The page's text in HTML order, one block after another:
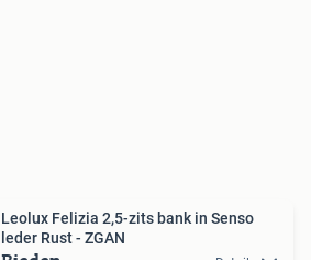
Leolux Felizia 2,5-zits bank in Senso
leder Rust - ZGAN